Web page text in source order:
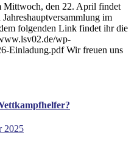
Mittwoch, den 22. April findet
im
folgenden Link findet ihr die
wp-
Einladung.pdf Wir freuen uns
2025